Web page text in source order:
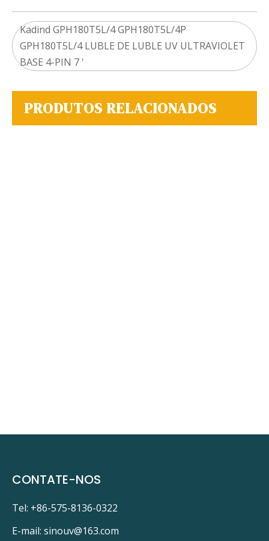
Kadind GPH180T5L/4 GPH180T5L/4P
GPH180T5L/4 LUBLE DE LUBLE UV ULTRAVIOLET
BASE 4-PIN 7 '
PRODUTOS RELACIONADOS
CONTATE-NOS
Tel: +86-575-8136-0322
E-mail: sinouv@163.com